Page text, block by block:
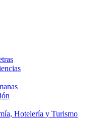
Hotelería y Turismo